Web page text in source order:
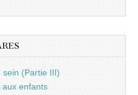
(Partie III)
aux enfants